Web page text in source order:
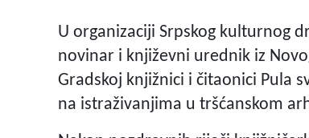
U organizaciji Srpskog kulturnog
novinar i književni urednik iz
Gradskoj knjižnici i čitaonici Pula
na istraživanjima u tršćanskom